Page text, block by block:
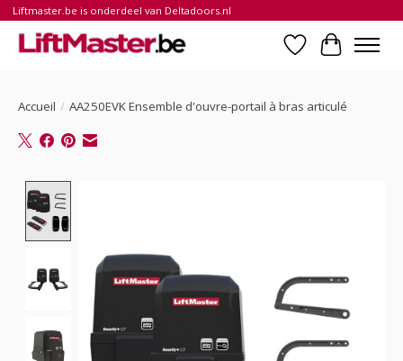
Liftmaster.be is onderdeel van Deltadoors.nl
Liste dePanier
Accueil / AA250EVK Ensemble d'ouvre-portail à bras articulé